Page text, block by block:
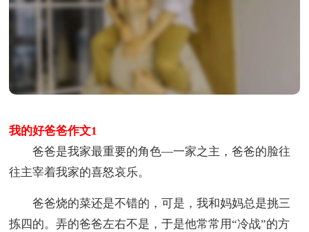
我的好爸爸作文1
爸爸是我家最重要的角色—一家之主，爸爸的脸往
往主宰着我家的喜怒哀乐。
爸爸烧的菜还是不错的，可是，我和妈妈总是挑三
拣四的。弄的爸爸左右不是，于是他常常用“冷战”的方